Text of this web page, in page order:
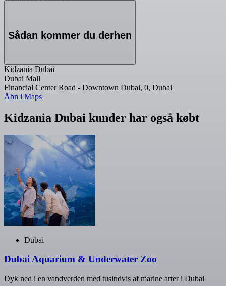
Sådan kommer du derhen
Kidzania Dubai
Dubai Mall
Financial Center Road - Downtown Dubai, 0, Dubai
Åbn i Maps
Kidzania Dubai kunder har også købt
Dubai
Dubai Aquarium & Underwater Zoo
Dyk ned i en vandverden med tusindvis af marine arter i Dubai